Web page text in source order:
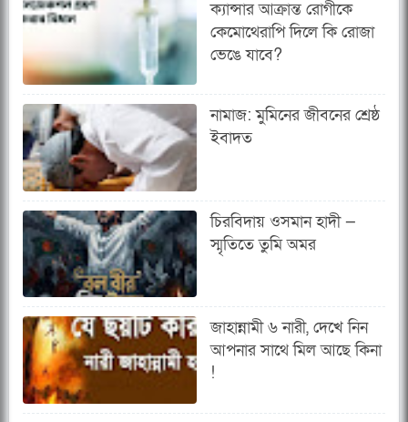
ক্যান্সার আক্রান্ত রোগীকে
কেমোথেরাপি দিলে কি রোজা
ভেঙে যাবে?
নামাজ: মুমিনের জীবনের শ্রেষ্ঠ
ইবাদত
চিরবিদায় ওসমান হাদী —
স্মৃতিতে তুমি অমর
জাহান্নামী ৬ নারী, দেখে নিন
আপনার সাথে মিল আছে কিনা
!